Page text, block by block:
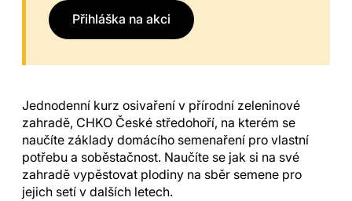
Přihláška na akci
Jednodenní kurz osivaření v přírodní zeleninové
zahradě, CHKO České středohoří, na kterém se
naučíte základy domácího semenaření pro vlastní
potřebu a soběstačnost. Naučíte se jak si na své
zahradě vypěstovat plodiny na sběr semene pro
jejich setí v dalších letech.